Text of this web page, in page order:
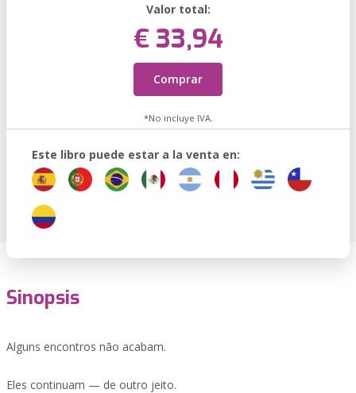
Valor total:
€ 33,94
Comprar
*No incluye IVA.
Este libro puede estar a la venta en:
Sinopsis
Alguns encontros não acabam.
Eles continuam — de outro jeito.